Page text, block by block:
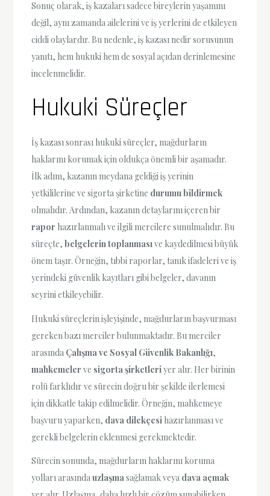
Sonuç olarak, iş kazaları sadece bireylerin yaşamını
değil, aynı zamanda ailelerini ve iş yerlerini de etkileyen
ciddi olaylardır. Bu nedenle, iş kazası nedir sorusunun
yanıtı, hem hukuki hem de sosyal açıdan derinlemesine
incelenmelidir.
Hukuki Süreçler
İş kazası sonrası hukuki süreçler, mağdurların
haklarını korumak için oldukça önemli bir aşamadır.
İlk adım, kazanın meydana geldiği iş yerinin
yetkililerine ve sigorta şirketine durumu bildirmek
olmalıdır. Ardından, kazanın detaylarını içeren bir
rapor hazırlanmalı ve ilgili mercilere sunulmalıdır. Bu
süreçte,belgelerin toplanmasıve kaydedilmesi büyük
önem taşır. Örneğin, tıbbi raporlar, tanık ifadeleri ve iş
yerindeki güvenlik kayıtları gibi belgeler, davanın
seyrini etkileyebilir.
Hukuki süreçlerin işleyişinde, mağdurların başvurması
gereken bazı merciler bulunmaktadır. Bu merciler
arasında Çalışma ve Sosyal Güvenlik Bakanlığı,
mahkemeler ve sigorta şirketleri yer alır. Her birinin
rolü farklıdır ve sürecin doğru bir şekilde ilerlemesi
için dikkatle takip edilmelidir. Örneğin, mahkemeye
başvuru yaparken, dava dilekçesi hazırlanması ve
gerekli belgelerin eklenmesi gerekmektedir.
Sürecin sonunda, mağdurların haklarını koruma
yolları arasındauzlaşma sağlamak veya dava açmak